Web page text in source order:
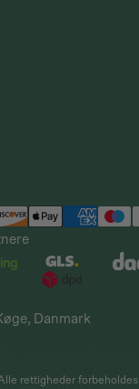
Danmark
Alle rettigheder forbeholdes.